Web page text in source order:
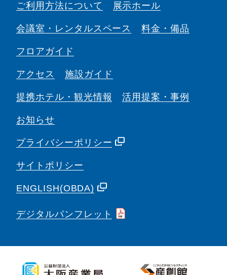
ご利用方法について 展示ホール
会議室・ レンタルスペース 料金・備品
フロアガイド
アクセス 施設ガイド
提携ホテル・観光情報 活用提案・事例
お知らせ
プライバシーポリシー
サイトポリシー
ENGLISH(OBDA)
デジタルパンフレット